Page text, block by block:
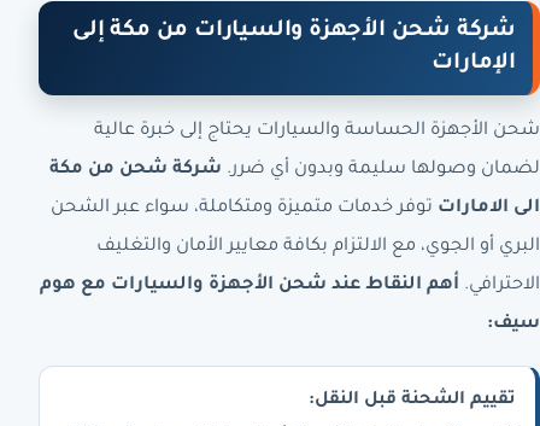
شركة شحن الأجهزة والسيارات من مكة إلى
الإمارات
شحن الأجهزة الحساسة والسيارات يحتاج إلى خبرة عالية
لضمان وصولها سليمة وبدون أي ضرر. شركة شحن من مكة
الى الامارات توفر خدمات متميزة ومتكاملة، سواء عبر الشحن
البري أو الجوي، مع الالتزام بكافة معايير الأمان والتغليف
الاحترافي. أهم النقاط عند شحن الأجهزة والسيارات مع هوم
سيف:
تقييم الشحنة قبل النقل: